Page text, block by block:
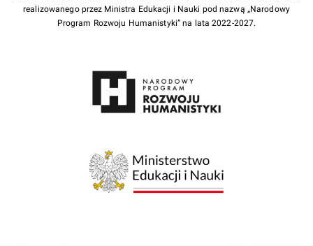
realizowanego przez Ministra Edukacji i Nauki pod nazwą „Narodowy
Program Rozwoju Humanistyki” na lata 2022-2027.